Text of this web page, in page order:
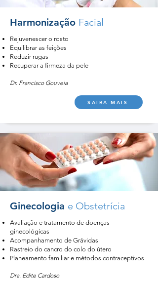
Harmonização Facial
Rejuvenescer o rosto
Equilibrar as feições
Reduzir rugas
Recuperar a firmeza da pele
Dr. Francisco Gouveia
SAIBA MAIS
Ginecologia e Obstetrícia
Avaliação e tratamento de doenças
ginecológicas
Acompanhamento de Grávidas
Rastreio do cancro do colo do útero
Planeamento familiar e métodos contraceptivos
Dra. Edite Cardoso